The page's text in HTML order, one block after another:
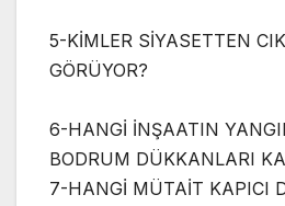
5-KİMLER SİYASETTEN
GÖRÜYOR?
6-HANGİ İNŞAATIN
BODRUM DÜKKANLARI
7-HANGİ MÜTAİT KAPICI